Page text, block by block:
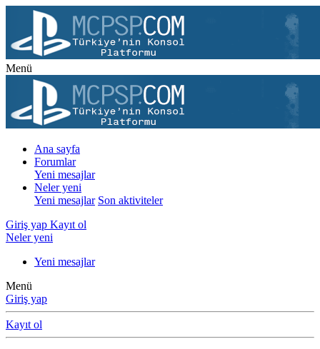
Menü
Ana sayfa
Forumlar
Yeni mesajlar
Neler yeni
Yeni mesajlar Son aktiviteler
Giriş yap Kayıt ol
Neler yeni
Yeni mesajlar
Menü
Giriş yap
Kayıt ol